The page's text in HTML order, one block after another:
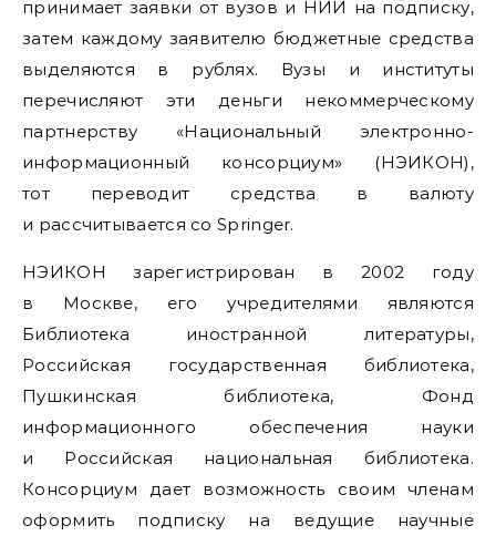
принимает заявки от вузов и НИИ на подписку,
затем каждому заявителю бюджетные средства
выделяются в рублях. Вузы и институты
перечисляют эти деньги некоммерческому
партнерству «Национальный электронно-
информационный консорциум» (НЭИКОН),
тот переводит средства в валюту
и рассчитывается со Springer.
НЭИКОН зарегистрирован в 2002 году
в Москве, его учредителями являются
Библиотека иностранной литературы,
Российская государственная библиотека,
Пушкинская библиотека, Фонд
информационного обеспечения науки
и Российская национальная библиотека.
Консорциум дает возможность своим членам
оформить подписку на ведущие научные